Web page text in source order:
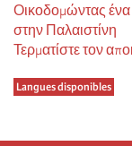
Οικοδομώντας ένα
στην Παλαιστίνη
Τερματίστε τον
Langues disponibles